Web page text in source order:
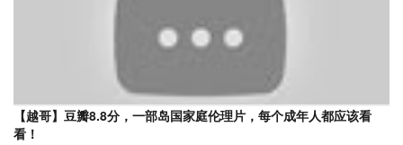
【越哥】豆瓣8.8分，一部岛国家庭伦理片，每个成年人都应该看
看！